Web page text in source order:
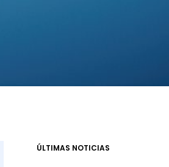
ÚLTIMAS NOTICIAS